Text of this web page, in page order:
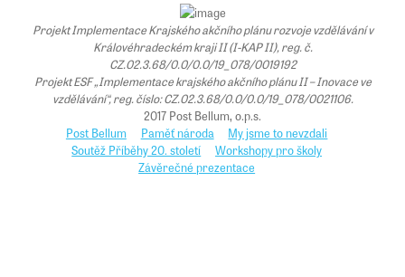
Projekt Implementace Krajského akčního plánu rozvoje vzdělávání v
Královéhradeckém kraji II (I-KAP II), reg. č.
CZ.02.3.68/0.0/0.0/19_078/0019192
Projekt ESF „Implementace krajského akčního plánu II – Inovace ve
vzdělávání“, reg. číslo: CZ.02.3.68/0.0/0.0/19_078/0021106.
2017 Post Bellum, o.p.s.
Post Bellum
Paměť národa
My jsme to nevzdali
Soutěž Příběhy 20. století
Workshopy pro školy
Závěrečné prezentace